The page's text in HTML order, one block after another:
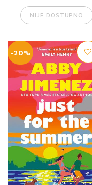
NIJE DOSTUPNO
-20%